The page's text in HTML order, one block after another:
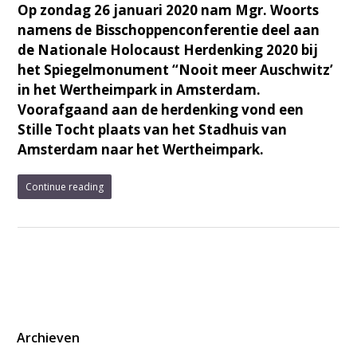
Op zondag 26 januari 2020 nam Mgr. Woorts
namens de Bisschoppenconferentie deel aan
de Nationale Holocaust Herdenking 2020 bij
het Spiegelmonument “Nooit meer Auschwitz’
in het Wertheimpark in Amsterdam.
Voorafgaand aan de herdenking vond een
Stille Tocht plaats van het Stadhuis van
Amsterdam naar het Wertheimpark.
Continue reading
Archieven